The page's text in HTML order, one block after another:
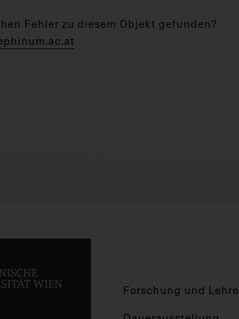
Fehler zu diesem Objekt gefunden?
Forschung und Lehre